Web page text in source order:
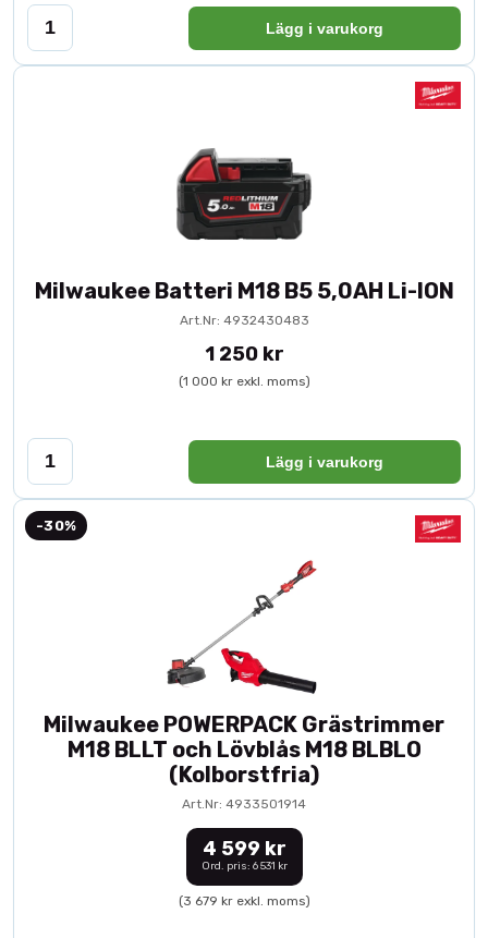
Lägg i varukorg
Milwaukee Batteri M18 B5 5,0AH Li-ION
Art.Nr: 4932430483
1 250 kr
(1 000 kr exkl. moms)
Lägg i varukorg
-30%
Milwaukee POWERPACK Grästrimmer
M18 BLLT och Lövblås M18 BLBLO
(Kolborstfria)
Art.Nr: 4933501914
4 599 kr
Ord. pris: 6 531 kr
(3 679 kr exkl. moms)